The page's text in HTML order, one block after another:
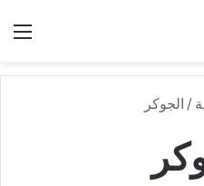
/ الجوكر